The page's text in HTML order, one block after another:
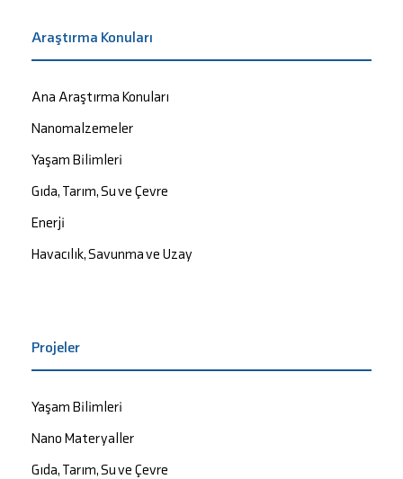
Araştırma Konuları
Ana Araştırma Konuları
Nanomalzemeler
Yaşam Bilimleri
Gıda, Tarım, Su ve Çevre
Enerji
Havacılık, Savunma ve Uzay
Projeler
Yaşam Bilimleri
Nano Materyaller
Gıda, Tarım, Su ve Çevre